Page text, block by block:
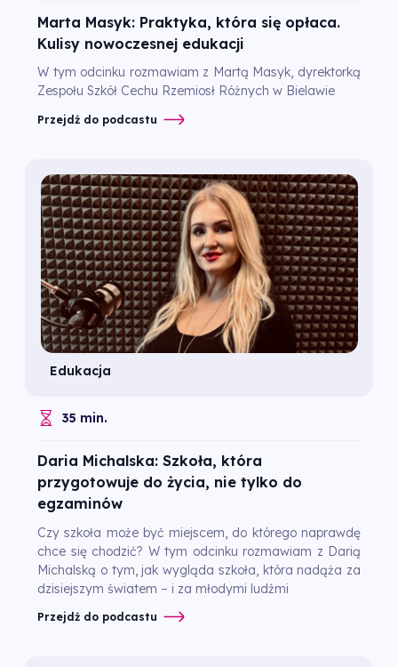
Marta Masyk: Praktyka, która się opłaca.
Kulisy nowoczesnej edukacji
W tym odcinku rozmawiam z Martą Masyk, dyrektorką
Zespołu Szkół Cechu Rzemiosł Różnych w Bielawie
Przejdź do podcastu
Edukacja
35 min.
Daria Michalska: Szkoła, która
przygotowuje do życia, nie tylko do
egzaminów
Czy szkoła może być miejscem, do którego naprawdę
chce się chodzić? W tym odcinku rozmawiam z Darią
Michalską o tym, jak wygląda szkoła, która nadąża za
dzisiejszym światem – i za młodymi ludźmi
Przejdź do podcastu